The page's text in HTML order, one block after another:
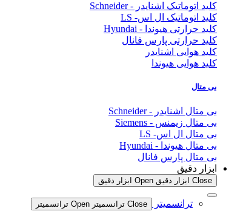
کلید اتوماتیک اشنایدر - Schneider
کلید اتوماتیک ال اس- LS
کلید حرارتی هیوندا - Hyundai
کلید حرارتی پارس فانال
کلید هوایی اشنایدر
کلید هوایی هیوندا
بی متال
بی متال اشنایدر - Schneider
بی متال زیمنس - Siemens
بی متال ال اس- LS
بی متال هیوندا - Hyundai
بی متال پارس فانال
ابزار دقیق
Close ابزار دقیق Open ابزار دقیق
ترانسمیتر Close ترانسمیتر Open ترانسمیتر